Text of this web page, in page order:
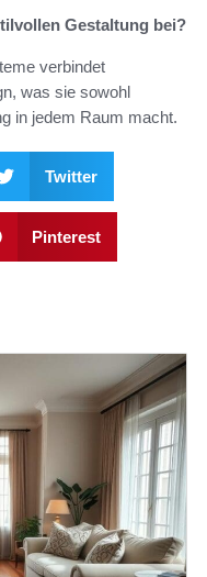
Gestaltung bei?
verbindet
was sie sowohl
in jedem Raum macht.
Twitter
Pinterest